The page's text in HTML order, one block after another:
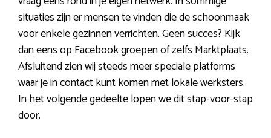
situaties zijn er mensen te vinden die de schoonmaak
voor enkele gezinnen verrichten. Geen succes? Kijk
dan eens op Facebook groepen of zelfs Marktplaats.
Afsluitend zien wij steeds meer speciale platforms
waar je in contact kunt komen met lokale werksters.
In het volgende gedeelte lopen we dit stap-voor-stap
door.